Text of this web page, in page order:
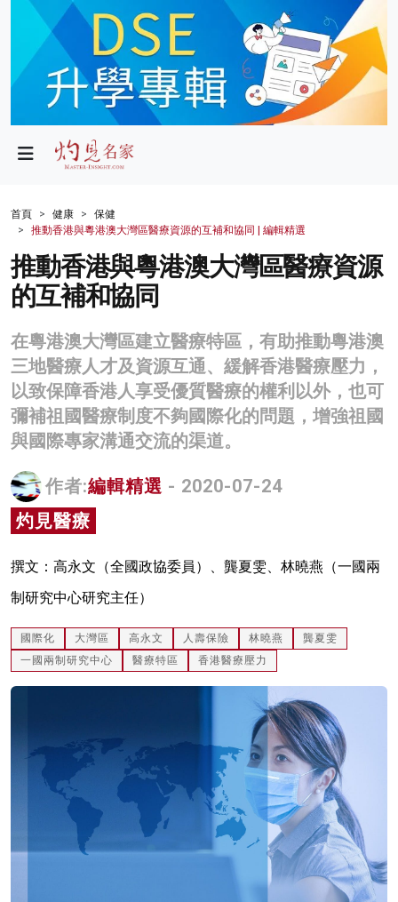
政局
財經
生活
健康
商業
科技
影片
名家榜
關於我們
首頁 健康
保健
推動香港與粵港澳大灣區醫療資源的互補和協同 | 編輯精選
推動香港與粵港澳大灣區醫療資源
的互補和協同
在粵港澳大灣區建立醫療特區，有助推動粵港澳
三地醫療人才及資源互通、緩解香港醫療壓力，
以致保障香港人享受優質醫療的權利以外，也可
彌補祖國醫療制度不夠國際化的問題，增強祖國
與國際專家溝通交流的渠道。
作者:編輯精選 - 2020-07-24
灼見醫療
撰文：高永文（全國政協委員）、龔夏雯、林曉燕（一國兩
制研究中心研究主任）
國際化 大灣區 高永文 人壽保險 林曉燕
龔夏雯
一國兩制研究中心
醫療特區 香港醫療壓力